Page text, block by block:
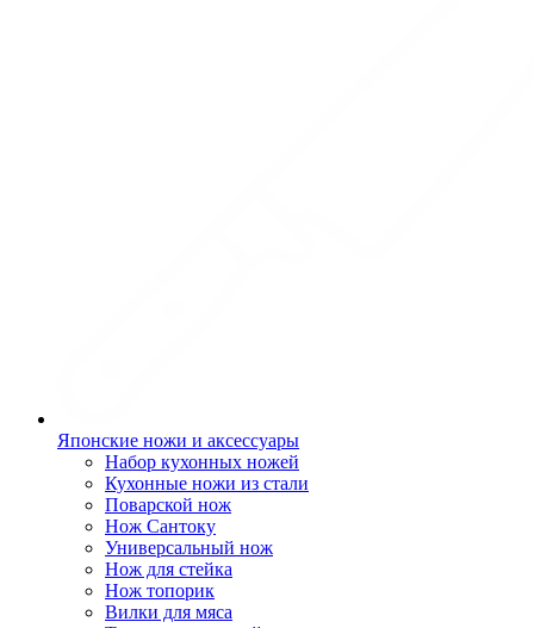
Японские ножи и аксессуары
Набор кухонных ножей
Кухонные ножи из стали
Поварской нож
Нож Сантоку
Универсальный нож
Нож для стейка
Нож топорик
Вилки для мяса